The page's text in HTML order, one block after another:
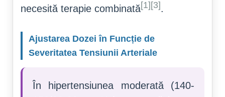
necesită terapie combinată[1][3] .
Ajustarea Dozei în Funcție de
Severitatea Tensiunii Arteriale
În hipertensiunea moderată (140-